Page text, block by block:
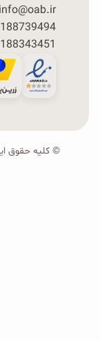
info@oab.ir
© کلیه حقوق